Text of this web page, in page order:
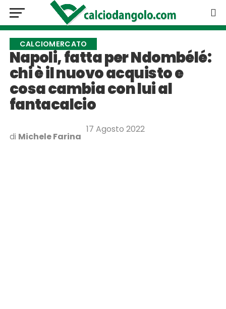
CALCIOMERCATO
Napoli, fatta per Ndombélé:
chi è il nuovo acquisto e
cosa cambia con lui al
fantacalcio
di Michele Farina
17 Agosto 2022